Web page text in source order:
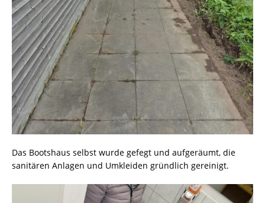
Das Bootshaus selbst wurde gefegt und aufgeräumt, die
sanitären Anlagen und Umkleiden gründlich gereinigt.